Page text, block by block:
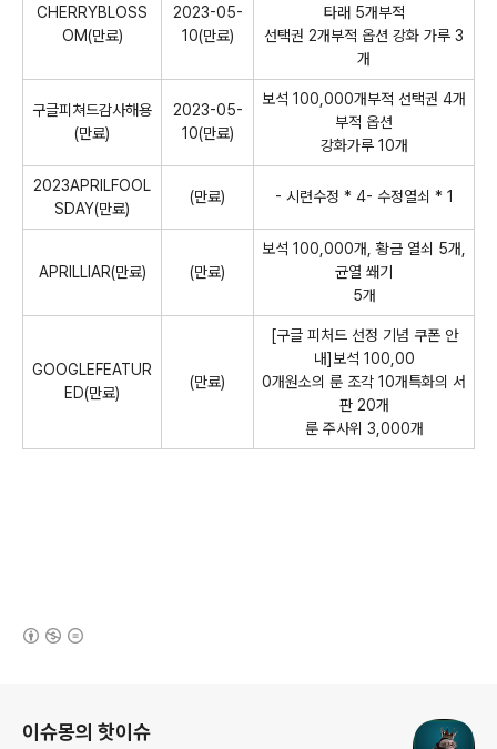
CHERRYBLOSS
OM(만료)
2023-05-
10(만료)
타래 5개부적
선택권 2개부적 옵션 강화 가루 3
개
구글피쳐드감사해용
(만료)
2023-05-
10(만료)
보석 100,000개부적 선택권 4개
부적 옵션
강화가루 10개
2023APRILFOOL
SDAY(만료)
(만료) - 시련수정 * 4- 수정열쇠 * 1
APRILLIAR(만료) (만료)
보석 100,000개, 황금 열쇠 5개,
균열 쐐기
5개
GOOGLEFEATUR
ED(만료)
(만료)
[구글 피처드 선정 기념 쿠폰 안
내]보석 100,00
0개원소의 룬 조각 10개특화의 서
판 20개
룬 주사위 3,000개
이슈몽의 핫이슈